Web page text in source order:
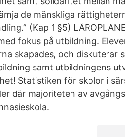
de mänskliga
(Kap 1 §5)
fokus på utbildning.
skapades, och diskuterar
samt utbildningens
Statistiken för skolor i
där majoriteten av